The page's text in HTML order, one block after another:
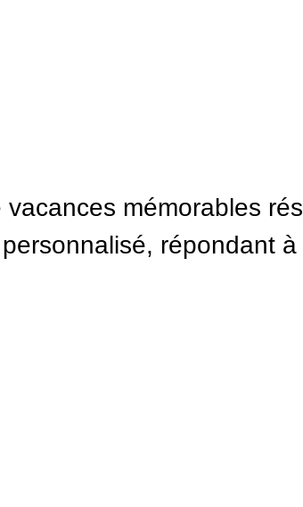
mémorables
répondant